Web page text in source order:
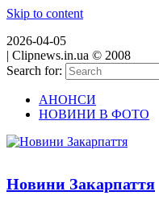
Skip to content
2026-04-05
| Clipnews.in.ua © 2008
Search for:
АНОНСИ
НОВИНИ В ФОТО
Новини Закарпаття